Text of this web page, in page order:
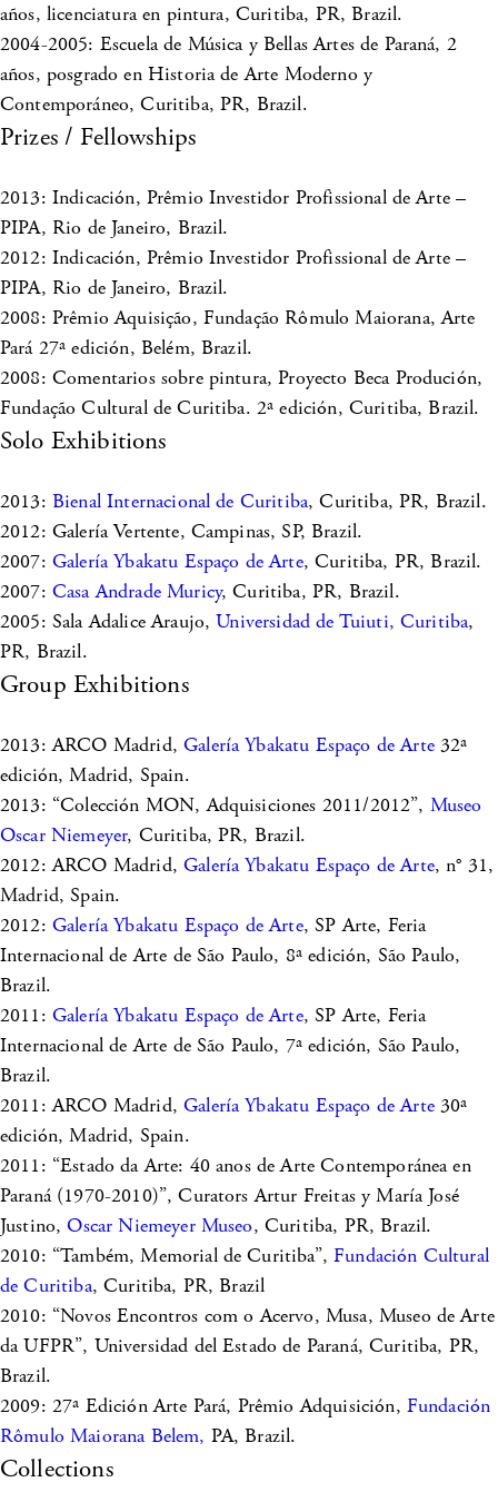
años, licenciatura en pintura, Curitiba, PR, Brazil.
2004-2005: Escuela de Música y Bellas Artes de Paraná, 2
años, posgrado en Historia de Arte Moderno y
Contemporáneo, Curitiba, PR, Brazil.
Prizes / Fellowships
2013: Indicación, Prêmio Investidor Profissional de Arte –
PIPA, Rio de Janeiro, Brazil.
2012: Indicación, Prêmio Investidor Profissional de Arte –
PIPA, Rio de Janeiro, Brazil.
2008: Prêmio Aquisição, Fundação Rômulo Maiorana, Arte
Pará 27ª edición, Belém, Brazil.
2008: Comentarios sobre pintura, Proyecto Beca Produción,
Fundação Cultural de Curitiba. 2ª edición, Curitiba, Brazil.
Solo Exhibitions
2013: Bienal Internacional de Curitiba, Curitiba, PR, Brazil.
2012: Galería Vertente, Campinas, SP, Brazil.
2007: Galería Ybakatu Espaço de Arte, Curitiba, PR, Brazil.
2007: Casa Andrade Muricy, Curitiba, PR, Brazil.
2005: Sala Adalice Araujo,Universidad de Tuiuti, Curitiba,
PR, Brazil.
Group Exhibitions
2013: ARCO Madrid,Galería Ybakatu Espaço de Arte32ª
edición, Madrid, Spain.
2013: “Colección MON, Adquisiciones 2011/2012”, Museo
Oscar Niemeyer, Curitiba, PR, Brazil.
2012: ARCO Madrid,Galería Ybakatu Espaço de Arte, n° 31,
Madrid, Spain.
2012: Galería Ybakatu Espaço de Arte, SP Arte, Feria
Internacional de Arte de São Paulo, 8ª edición, São Paulo,
Brazil.
2011: Galería Ybakatu Espaço de Arte, SP Arte, Feria
Internacional de Arte de São Paulo, 7ª edición, São Paulo,
Brazil.
2011: ARCO Madrid,Galería Ybakatu Espaço de Arte30ª
edición, Madrid, Spain.
2011: “Estado da Arte: 40 anos de Arte Contemporánea en
Paraná (1970-2010)”, Curators Artur Freitas y María José
Justino,Oscar Niemeyer Museo, Curitiba, PR, Brazil.
2010: “Também, Memorial de Curitiba”,Fundación Cultural
de Curitiba, Curitiba, PR, Brazil
2010: “Novos Encontros com o Acervo, Musa, Museo de Arte
da UFPR”, Universidad del Estado de Paraná, Curitiba, PR,
Brazil.
2009: 27ª Edición Arte Pará, Prêmio Adquisición, Fundación
Rômulo Maiorana Belem, PA, Brazil.
Collections